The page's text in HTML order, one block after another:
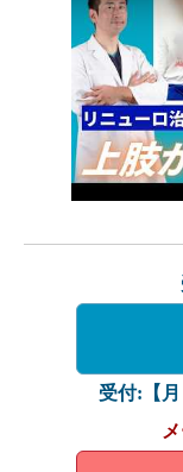
受付:【